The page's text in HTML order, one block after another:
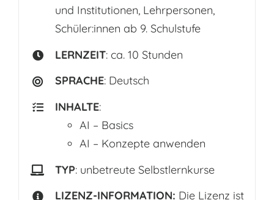
und Institutionen, Lehrpersonen,
Schüler:innen ab 9. Schulstufe
LERNZEIT: ca. 10 Stunden
SPRACHE: Deutsch
INHALTE:
AI – Basics
AI – Konzepte anwenden
TYP: unbetreute Selbstlernkurse
LIZENZ-INFORMATION: Die Lizenz ist